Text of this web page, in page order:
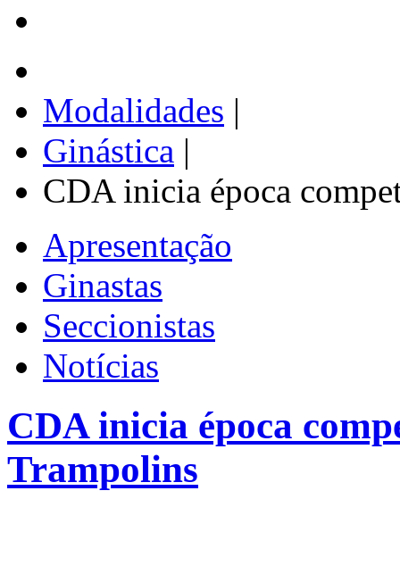
Modalidades |
Ginástica |
CDA inicia época
Apresentação
Ginastas
Seccionistas
Notícias
CDA inicia época
Trampolins